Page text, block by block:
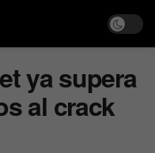
ya supera
al crack